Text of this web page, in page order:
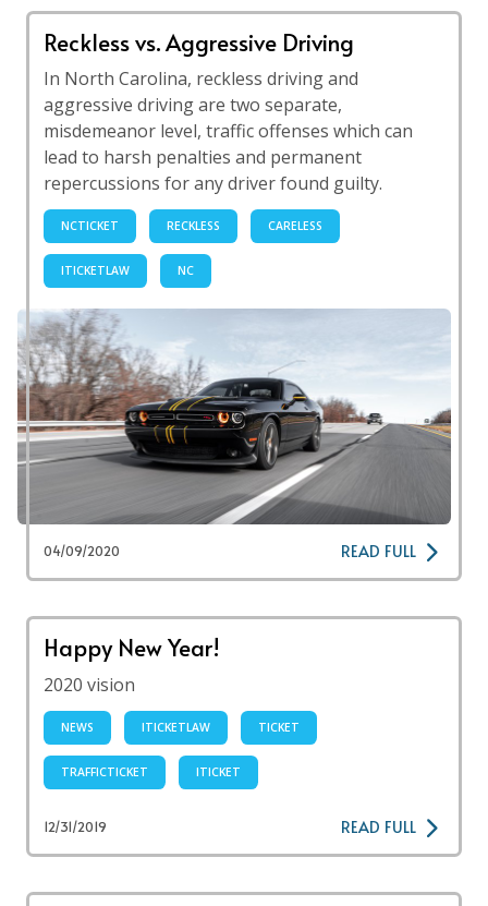
Reckless vs. Aggressive Driving
In North Carolina, reckless driving and
aggressive driving are two separate,
misdemeanor level, traffic offenses which can
lead to harsh penalties and permanent
repercussions for any driver found guilty.
NCTICKET RECKLESS CARELESS
ITICKETLAW NC
04/09/2020 READ FULL
Happy New Year!
2020 vision
NEWS ITICKETLAW TICKET
TRAFFICTICKET ITICKET
12/31/2019 READ FULL